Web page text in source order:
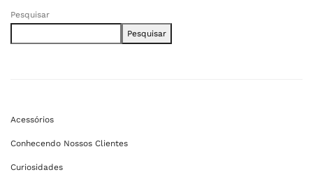
Pesquisar
Pesquisar
Acessórios
Conhecendo Nossos Clientes
Curiosidades